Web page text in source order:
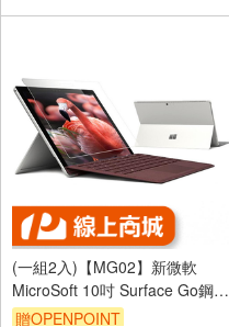
(一組2入)【MG02】新微軟
MicroSoft 10吋 Surface Go鋼化
玻璃螢幕保護貼
贈OPENPOINT